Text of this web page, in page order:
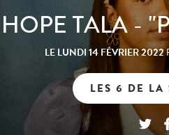
HOPE TALA -
LE LUNDI 14 FÉVRIER 2022
LES 6 DE LA